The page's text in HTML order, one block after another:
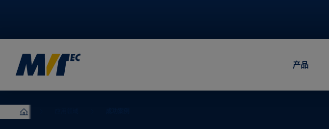
产品
MVTec Software – 机器视觉专家